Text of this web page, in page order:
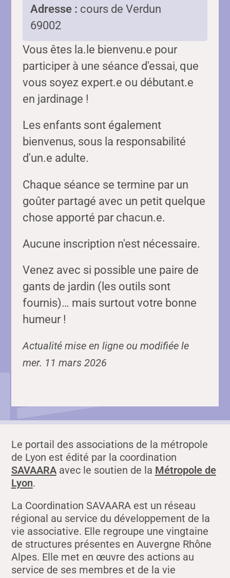
Adresse : cours de Verdun
69002
Vous êtes la.le bienvenu.e pour
participer à une séance d'essai, que
vous soyez expert.e ou débutant.e
en jardinage !
Les enfants sont également
bienvenus, sous la responsabilité
d'un.e adulte.
Chaque séance se termine par un
goûter partagé avec un petit quelque
chose apporté par chacun.e.
Aucune inscription n'est nécessaire.
Venez avec si possible une paire de
gants de jardin (les outils sont
fournis)… mais surtout votre bonne
humeur !
Actualité mise en ligne ou modifiée le
mer. 11 mars 2026
Le portail des associations de la métropole
de Lyon est édité par la coordination
SAVAARAavec le soutien de la Métropole de
Lyon.
La Coordination SAVAARA est un réseau
régional au service du développement de la
vie associative. Elle regroupe une vingtaine
de structures présentes en Auvergne Rhône
Alpes. Elle met en œuvre des actions au
service de ses membres et de la vie